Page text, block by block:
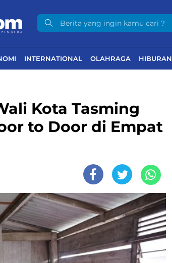
INTERNATIONAL OLAHRAGA HIBURAN
Kota Tasming
to Door di Empat